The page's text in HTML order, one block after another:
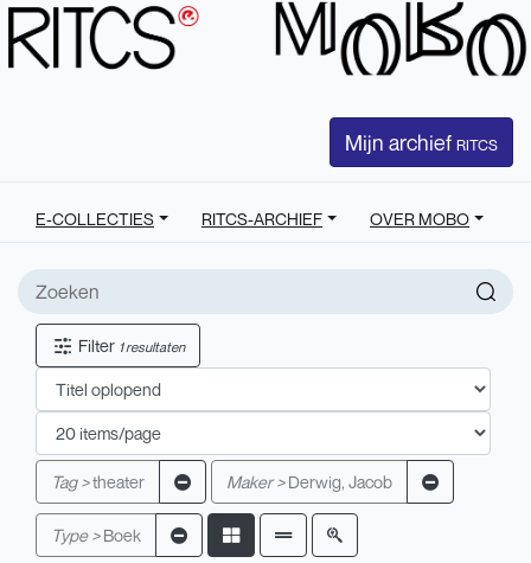
Mijn archief RITCS
E-COLLECTIES RITCS-ARCHIEF OVER MOBO
Filter 1 resultaten
Tag >theater Maker > Derwig, Jacob
Type > Boek